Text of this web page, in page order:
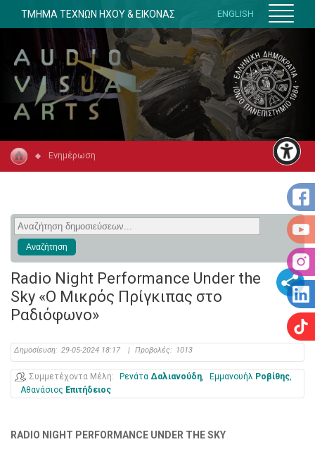
ΤΜΗΜΑ ΤΕΧΝΩΝ ΗΧΟΥ & ΕΙΚΟΝΑΣ ENGLISH
Ενημέρωση
Radio Night Performance Under the
Sky «Ο Μικρός Πρίγκιπας στο
Ραδιόφωνο»
Δημοσίευση: 29-05-2024 18:17 | Προβολές: 1013
Συμμετέχοντα Μέλη Ρενάτα Δαλιανούδη Εμμανουήλ Ροβίθης
Αθανάσιος Επιτήδειος
RADIO NIGHT PERFORMANCE UNDER THE SKY